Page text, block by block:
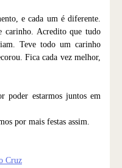
e cada um é diferente.
carinho. Acredito que tudo
Teve todo um carinho
Fica cada vez melhor,
poder estarmos juntos em
por mais festas assim.
Cruz